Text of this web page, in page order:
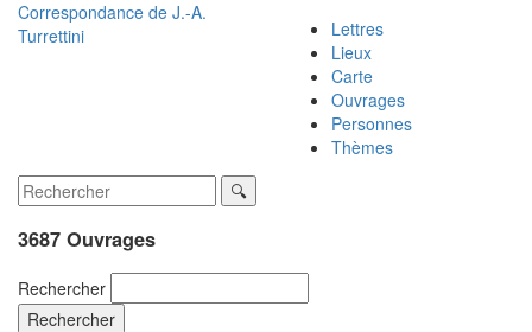
Correspondance de J.-A.
Turrettini
Lettres
Lieux
Carte
Ouvrages
Personnes
Thèmes
3687 Ouvrages
Rechercher
Rechercher